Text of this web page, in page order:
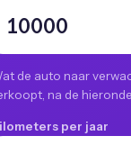
de auto naar
na de
per jaar